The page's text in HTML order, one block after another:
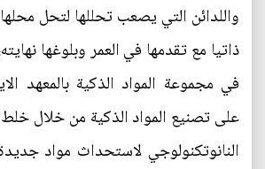
واللدائن التي يصعب تحللها لتحل
ذاتيا مع تقدمها في العمر وبلوغها
في مجموعة المواد الذكية بالمعهد
على تصنيع المواد الذكية من خلال
النانوتكنولوجي لاستحداث مواد